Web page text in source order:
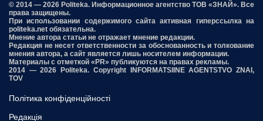
© 2014 — 2026 Politeka. Информационное агентство ТОВ «ЗНАЙ». Все
права защищены.
При использовании содержимого сайта активная гиперссылка на
politeka.net обязательна.
Мнение автора статьи не отражает мнение редакции.
Редакция не несет ответственности за обоснованность и толкование
мнения автора, а сайт является лишь носителем информации.
Материалы с отметкой «PR» публикуются на правах рекламы.
2014 — 2026 Politeka. Copyright INFORMATSIINE AGENTSTVO ZNAI,
TOV
Політика конфіденційності
Редакція